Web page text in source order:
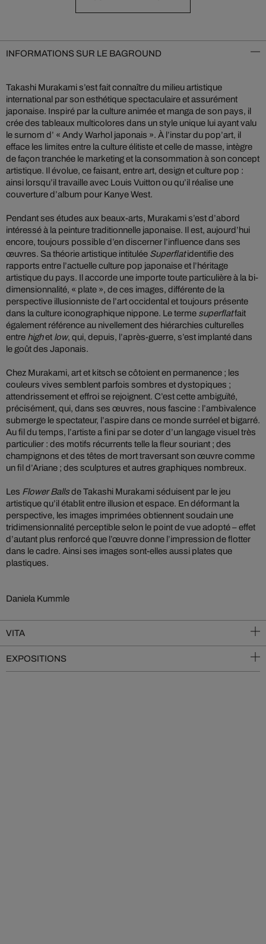
INFORMATIONS SUR LE BAGROUND
Takashi Murakami s’est fait connaître du milieu artistique
international par son esthétique spectaculaire et assurément
japonaise. Inspiré par la culture animée et manga de son pays, il
crée des tableaux multicolores dans un style unique lui ayant valu
le surnom d’ « Andy Warhol japonais ». À l’instar du pop’art, il
efface les limites entre la culture élitiste et celle de masse, intègre
de façon tranchée le marketing et la consommation à son concept
artistique. Il évolue, ce faisant, entre art, design et culture pop :
ainsi lorsqu’il travaille avec Louis Vuitton ou qu’il réalise une
couverture d’album pour Kanye West.
Pendant ses études aux beaux-arts, Murakami s’est d’abord
intéressé à la peinture traditionnelle japonaise. Il est, aujourd’hui
encore, toujours possible d’en discerner l’influence dans ses
œuvres. Sa théorie artistique intitulée Superflatidentifie des
rapports entre l’actuelle culture pop japonaise et l’héritage
artistique du pays. Il accorde une importe toute particulière à la bi-
dimensionnalité, « plate », de ces images, différente de la
perspective illusionniste de l’art occidental et toujours présente
dans la culture iconographique nippone. Le terme superflatfait
également référence au nivellement des hiérarchies culturelles
entre highet low, qui, depuis, l’après-guerre, s’est implanté dans
le goût des Japonais.
Chez Murakami, art et kitsch se côtoient en permanence ; les
couleurs vives semblent parfois sombres et dystopiques ;
attendrissement et effroi se rejoignent. C’est cette ambiguïté,
précisément, qui, dans ses œuvres, nous fascine : l’ambivalence
submerge le spectateur, l’aspire dans ce monde surréel et bigarré.
Au fil du temps, l’artiste a fini par se doter d’un langage visuel très
particulier : des motifs récurrents telle la fleur souriant ; des
champignons et des têtes de mort traversant son œuvre comme
un fil d’Ariane ; des sculptures et autres graphiques nombreux.
Les Flower Ballsde Takashi Murakami séduisent par le jeu
artistique qu’il établit entre illusion et espace. En déformant la
perspective, les images imprimées obtiennent soudain une
tridimensionnalité perceptible selon le point de vue adopté – effet
d’autant plus renforcé que l’œuvre donne l’impression de flotter
dans le cadre. Ainsi ses images sont-elles aussi plates que
plastiques.
Daniela Kummle
VITA
EXPOSITIONS